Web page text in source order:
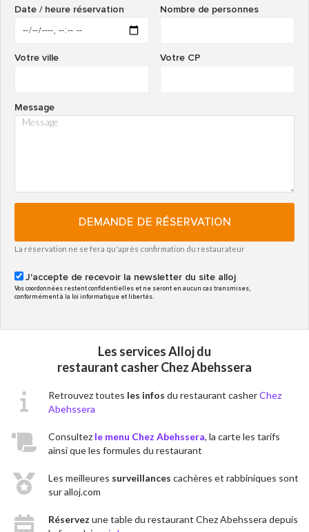
Nombre de personnes
Date / heure réservation
Votre CP
Votre ville
Message
DEMANDE DE RÉSERVATION
La réservation ne se fera qu'après confirmation du restaurateur
J'accepte de recevoir la newsletter du site alloj
Vos coordonnées restent confidentielles et ne seront en aucun cas transmises,
conformément à la loi informatique et libertés.
Les services Alloj du
restaurant casher Chez Abehssera
Retrouvez toutes les infos du restaurant casherChez
Abehssera
Consultez le menu Chez Abehssera, la carte les tarifs
ainsi que les formules du restaurant
Les meilleures surveillances cachères et rabbiniques sont
sur alloj.com
Réservez une table du restaurant Chez Abehssera depuis